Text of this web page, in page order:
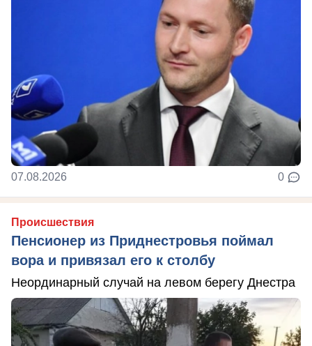
07.08.2026 0
Происшествия
Пенсионер из Приднестровья поймал
вора и привязал его к столбу
Неординарный случай на левом берегу Днестра